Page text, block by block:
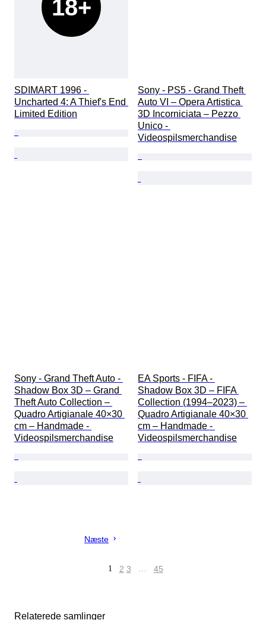
18+
SDIMART 1996 -
Uncharted 4: A Thief's End
Limited Edition
Sony - PS5 - Grand Theft
Auto VI – Opera Artistica
3D Incorniciata – Pezzo
Unico -
Videospilsmerchandise
Sony - Grand Theft Auto -
Shadow Box 3D – Grand
Theft Auto Collection –
Quadro Artigianale 40×30
cm – Handmade -
Videospilsmerchandise
EA Sports - FIFA -
Shadow Box 3D – FIFA
Collection (1994–2023) –
Quadro Artigianale 40×30
cm – Handmade -
Videospilsmerchandise
Næste
1 2 3 … 45
Relaterede samlinger